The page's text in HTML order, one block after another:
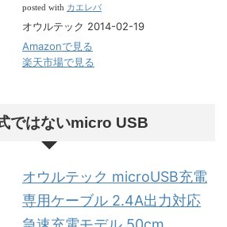
posted with カエレバ
オウルテック 2014-02-19
Amazonで見る
楽天市場で見る
ではないmicro USB
オウルテック microUSB充電
専用ケーブル 2.4A出力対応